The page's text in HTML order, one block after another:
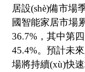
居設(shè)備市場
國智能家居市場累
36.7%，其中第四
45.4%。預計未
場將持續(xù)快速